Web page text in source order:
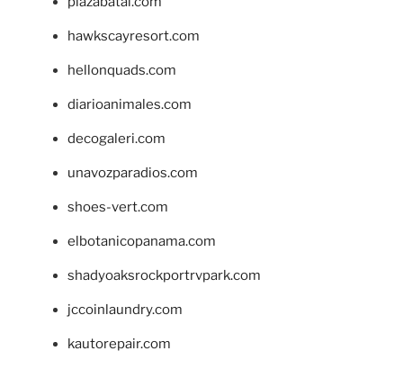
hawkscayresort.com
hellonquads.com
diarioanimales.com
decogaleri.com
unavozparadios.com
shoes-vert.com
elbotanicopanama.com
shadyoaksrockportrvpark.com
jccoinlaundry.com
kautorepair.com